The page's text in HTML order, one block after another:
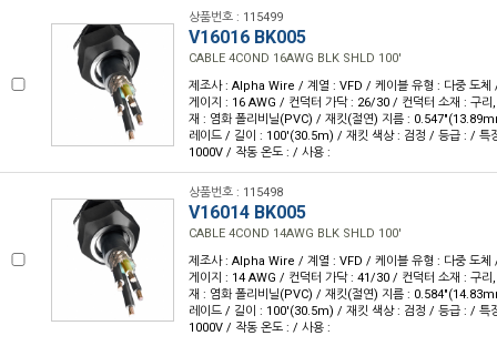
상품번호 : 115499
V16016 BK005
CABLE 4COND 16AWG BLK SHLD 100'
제조사 : Alpha Wire / 계열 : VFD / 케이블 유형 : 다중 도체
게이지 : 16 AWG / 컨덕터 가닥 : 26/30 / 컨덕터 소재 : 구리
재 : 염화 폴리비닐(PVC) / 재킷(절연) 지름 :
레이드 / 길이 : 100'(30.5m) / 재킷 색상 : 검정 / 등급 : / 특
1000V / 작동 온도 : / 사용 :
상품번호 : 115498
V16014 BK005
CABLE 4COND 14AWG BLK SHLD 100'
제조사 : Alpha Wire / 계열 : VFD / 케이블 유형 : 다중 도체
게이지 : 14 AWG / 컨덕터 가닥 : 41/30 / 컨덕터 소재 : 구리
재 : 염화 폴리비닐(PVC) / 재킷(절연) 지름 :
레이드 / 길이 : 100'(30.5m) / 재킷 색상 : 검정 / 등급 : / 특
1000V / 작동 온도 : / 사용 :